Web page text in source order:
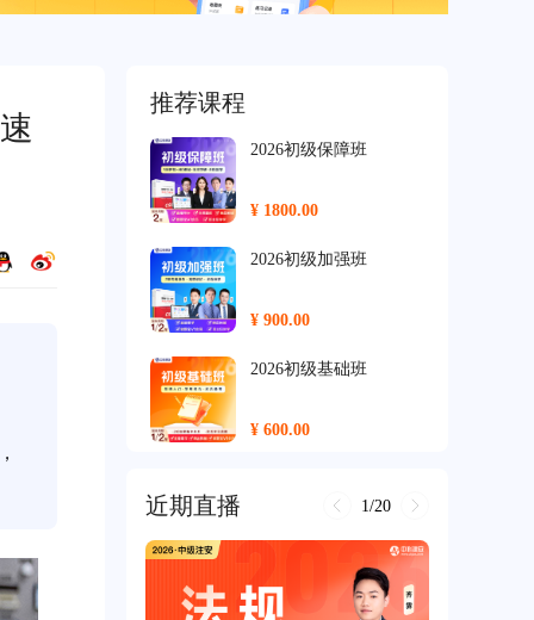
推荐课程
2026初级保障班
¥ 1800.00
2026初级加强班
¥ 900.00
2026初级基础班
¥ 600.00
¥ 2500.00
2026中级保障班
近期直播 1/20